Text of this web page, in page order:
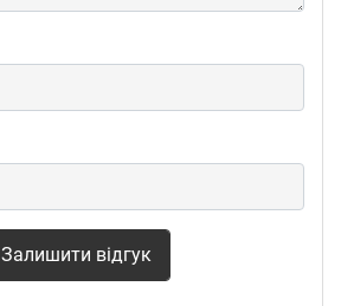
Залишити відгук